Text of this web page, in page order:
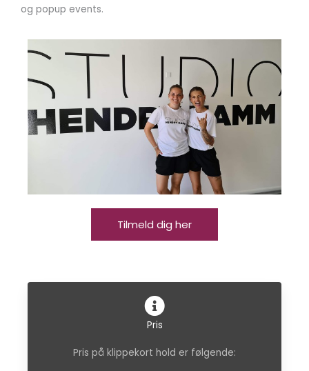
og popup events.
Tilmeld dig her
Pris
Pris på klippekort hold er følgende: